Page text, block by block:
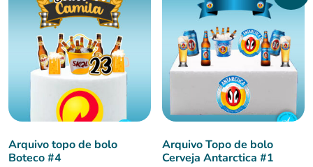
Arquivo topo de bolo
Boteco #4
Arquivo Topo de bolo
Cerveja Antarctica #1